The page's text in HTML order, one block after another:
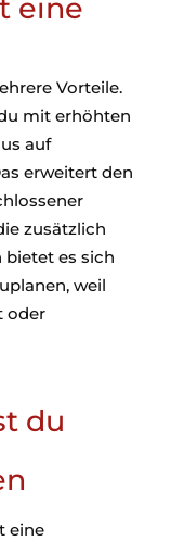
eine
Vorteile.
mit erhöhten
auf
erweitert den
zusätzlich
bietet es sich
weil
oder
du
eine